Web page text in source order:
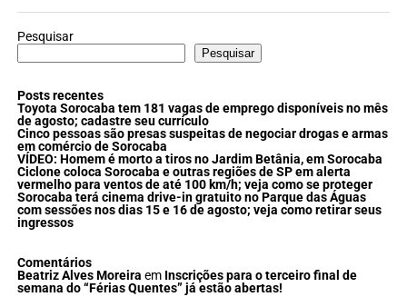
Pesquisar
Pesquisar
Posts recentes
Toyota Sorocaba tem 181 vagas de emprego disponíveis no mês
de agosto; cadastre seu currículo
Cinco pessoas são presas suspeitas de negociar drogas e armas
em comércio de Sorocaba
VÍDEO: Homem é morto a tiros no Jardim Betânia, em Sorocaba
Ciclone coloca Sorocaba e outras regiões de SP em alerta
vermelho para ventos de até 100 km/h; veja como se proteger
Sorocaba terá cinema drive-in gratuito no Parque das Águas
com sessões nos dias 15 e 16 de agosto; veja como retirar seus
ingressos
Comentários
Beatriz Alves Moreira em Inscrições para o terceiro final de
semana do “Férias Quentes” já estão abertas!